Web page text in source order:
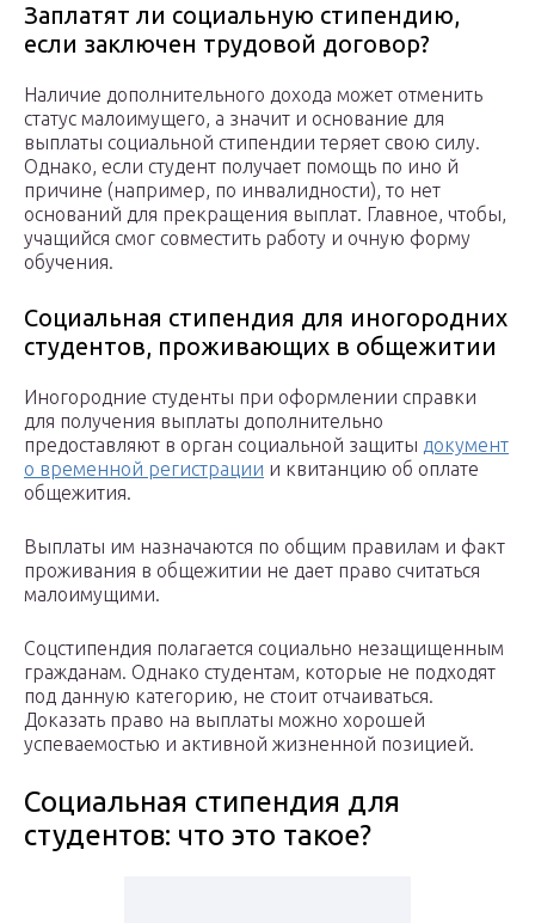
Заплатят ли социальную стипендию,
если заключен трудовой договор?
Наличие дополнительного дохода может отменить
статус малоимущего, а значит и основание для
выплаты социальной стипендии теряет свою силу.
Однако, если студент получает помощь по ино й
причине (например, по инвалидности), то нет
оснований для прекращения выплат. Главное, чтобы,
учащийся смог совместить работу и очную форму
обучения.
Социальная стипендия для иногородних
студентов, проживающих в общежитии
Иногородние студенты при оформлении справки
для получения выплаты дополнительно
предоставляют в орган социальной защиты документ
о временной регистрации и квитанцию об оплате
общежития.
Выплаты им назначаются по общим правилам и факт
проживания в общежитии не дает право считаться
малоимущими.
Соцстипендия полагается социально незащищенным
гражданам. Однако студентам, которые не подходят
под данную категорию, не стоит отчаиваться.
Доказать право на выплаты можно хорошей
успеваемостью и активной жизненной позицией.
Социальная стипендия для
студентов: что это такое?